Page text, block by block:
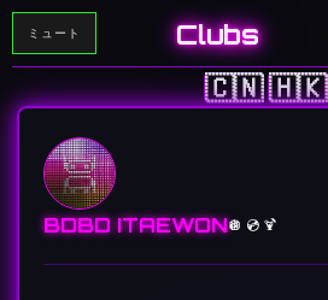
ミュート Clubs
🇨🇳🇭🇰
BDBD ITAEWON🪩 💿 🍹